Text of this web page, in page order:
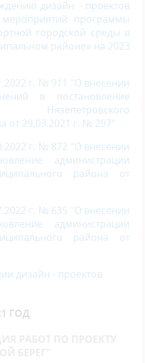
дизайн - проектов
программы
городской среды в
районе» на 2023
г. № 911 "О внесении
в постановление
от 29.03.2021 г. № 297"
г. № 872 "О внесении
администрации
района от
г. № 635 "О внесении
администрации
района от
дизайн - проектов
ГОД